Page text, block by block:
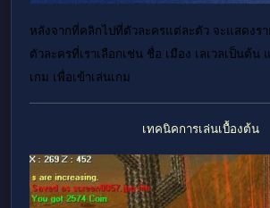
หลังจากที่คลิกไปที่ตัวละครแต่ละตัว จะแสดงรา
ตัวละครที่เราเลือกเช่น ชื่อ เมือง เลเวลเป็นต้น
เกม เพื่อเข้าเล่นเกม
เทคนิคการเล่นเบื้องต้น